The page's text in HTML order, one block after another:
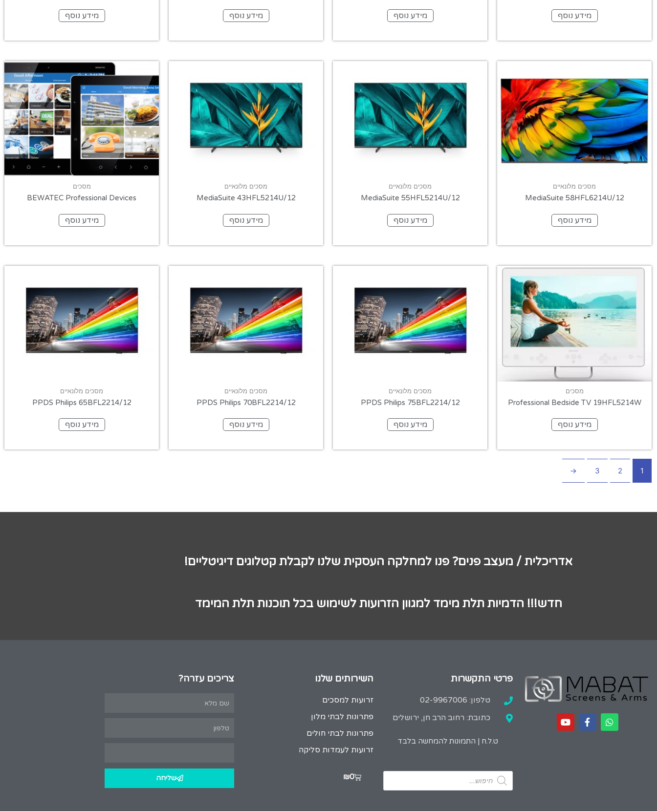
מידע נוסף מידע נוסף מידע נוסף מידע נוסף
מסכים מלונאיים
MediaSuite 58HFL6214U/12
מידע נוסף
מסכים מלונאיים
MediaSuite 55HFL5214U/12
מידע נוסף
מסכים מלונאיים
MediaSuite 43HFL5214U/12
מידע נוסף
מסכים
BEWATEC Professional Devices
מידע נוסף
מסכים
Professional Bedside TV 19HFL5214W
מידע נוסף
מסכים מלונאיים
PPDS Philips 75BFL2214/12
מידע נוסף
מסכים מלונאיים
PPDS Philips 70BFL2214/12
מידע נוסף
מסכים מלונאיים
PPDS Philips 65BFL2214/12
מידע נוסף
1
2
3
←
אדריכלית / מעצב פנים? פנו למחלקה העסקית שלנו לקבלת קטלוגים דיגיטליים!
חדש!!! הדמיות תלת מימד למגוון הזרועות לשימוש בכל תוכנות תלת המימד
פרטי התקשרות
טלפון: 02-9967006
כתובת: רחוב הרב חן, ירושלים
ט.ל.ח | התמונות להמחשה בלבד
השירותים שלנו
זרועות למסכים
פתרונות לבתי מלון
פתרונות לבתי חולים
זרועות לעמדות סליקה
₪0
צריכים עזרה?
שליחה